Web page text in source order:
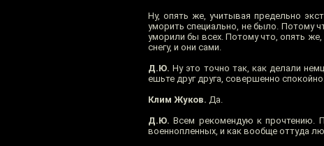
Ну, опять же, учитывая предельно
уморить специально, не было. Потому
уморили бы всех. Потому что, опять же,
снегу, и они сами.
Д.Ю. Ну это точно так, как делали
ешьте друг друга, совершенно
Клим Жуков. Да.
Д.Ю. Всем рекомендую к прочтению.
военнопленных, и как вообще оттуда